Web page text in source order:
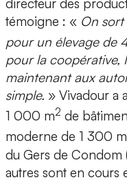
témoigne : « On
pour un élevage de
pour la coopérative,
maintenant aux
simple. » Vivadour a
1 000 m2 de
moderne de 1 300 m
du Gers de Condom
autres sont en cours